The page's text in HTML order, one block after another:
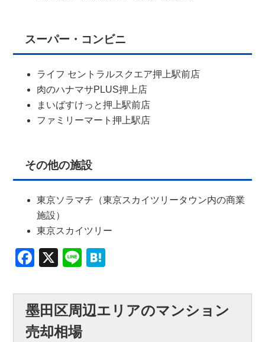
スーパー・コンビニ
ライフ セントラルスクエア押上駅前店
肉のハナマサPLUS押上店
まいばすけっと押上駅前店
ファミリーマート押上駅店
その他の施設
東京ソラマチ（東京スカイツリータウン内の商業
施設）
東京スカイツリー
Facebook
X Line
墨田区周辺エリアのマンション
売却相場